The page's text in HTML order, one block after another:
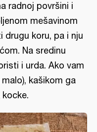
radnoj površini i
mešavinom
drugu koru, pa i nju
Na sredinu
i urda. Ako vam
kašikom ga